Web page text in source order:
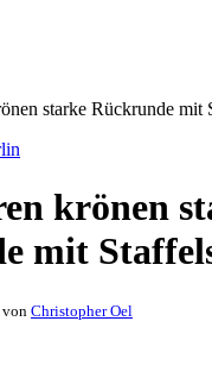
starke Rückrunde mit
krönen
mit
von Christopher Oel